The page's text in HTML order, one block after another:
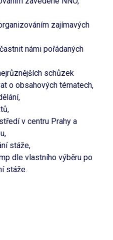
zajímavých
námi pořádaných
schůzek
o obsahových tématech,
v centru Prahy a
stáže,
dle vlastního výběru po
stáže.